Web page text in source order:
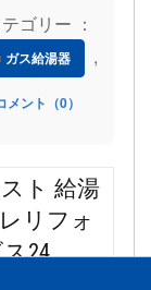
ゴリー ：
ガス給湯器 ,
メント（0）
ト 給湯
リフォ
24